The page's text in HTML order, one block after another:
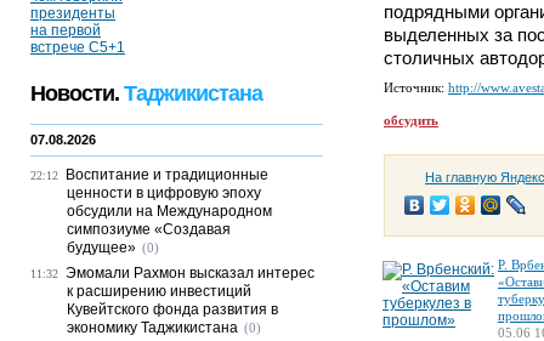
подрядными
выделенных за
столичных
Источник: http://
обсудить
На главную
Р.
05.06
Новости. Таджикистана
07.08.2026
22:12
Воспитание и традиционные
ценности в цифровую эпоху
обсудили на Международном
симпозиуме «Создавая
будущее» (0)
11:32 Эмомали Рахмон высказал интерес
к расширению инвестиций
Кувейтского фонда развития в
экономику Таджикистана (0)